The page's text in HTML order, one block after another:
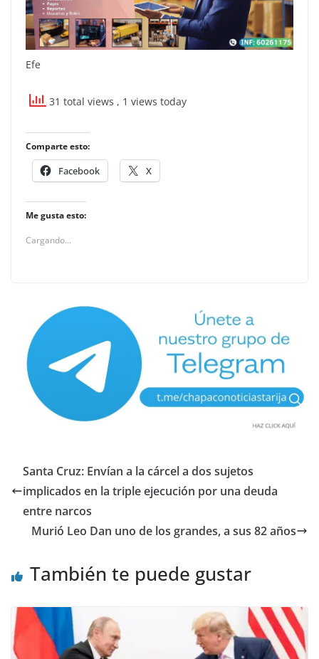
Efe
31 total views , 1 views today
Comparte esto:
Facebook X
Me gusta esto:
Cargando...
Santa Cruz: Envían a la cárcel a dos sujetos
implicados en la triple ejecución por una deuda
entre narcos
Murió Leo Dan uno de los grandes, a sus 82 años
También te puede gustar